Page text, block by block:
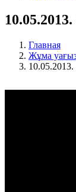
Главная
Жұма